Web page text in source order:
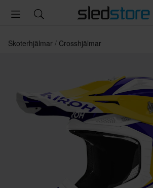
Skoterhjälmar Crosshjälmar